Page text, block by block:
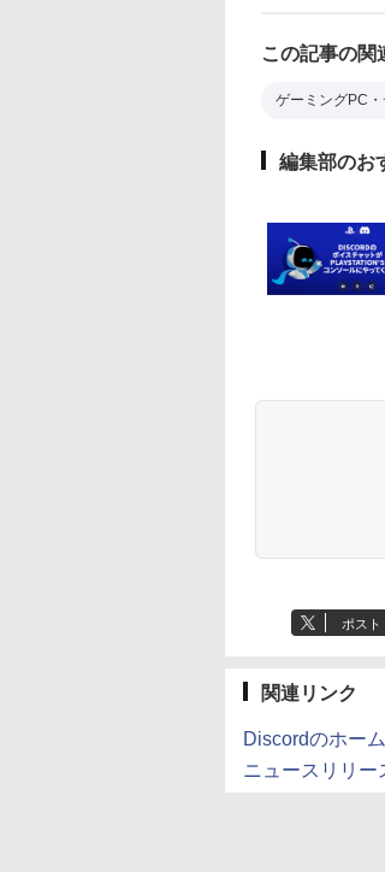
この記事の関
ゲーミングPC・
編集部のお
ポスト
関連リンク
Discordのホー
ニュースリリー